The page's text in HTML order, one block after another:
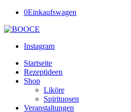
0Einkaufswagen
Instagram
Startseite
Rezeptideen
Shop
Liköre
Spirituosen
Veranstaltungen